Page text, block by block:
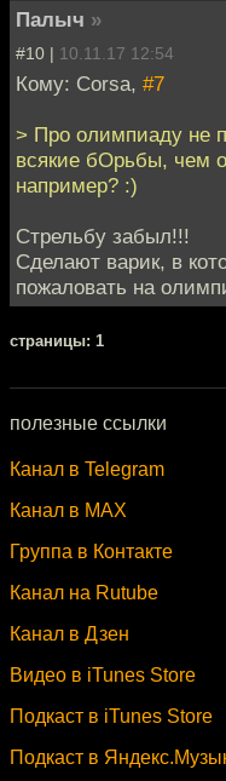
Палыч »
#10 | 10.11.17 12:54
Кому: Corsa, #7
> Про олимпиаду не
всякие бОрьбы, чем
например? :)
Стрельбу забыл!!!
Сделают варик, в
пожаловать на
cтраницы: 1
полезные ссылки
Канал в Telegram
Канал в MAX
Группа в Контакте
Канал на Rutube
Канал в Дзен
Видео в iTunes Store
Подкаст в iTunes Store
Подкаст в